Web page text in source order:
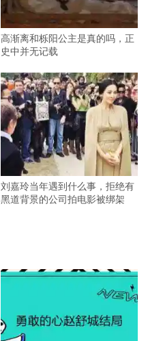
高渐离和栎阳公主是真的吗，正
史中并无记载
刘嘉玲当年遇到什么事，拒绝有
黑道背景的公司拍电影被绑架